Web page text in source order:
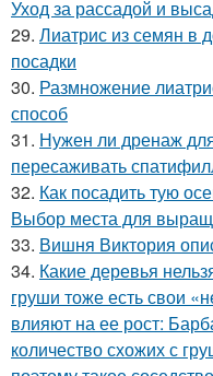
Уход за рассадой и
29. Лиатрис из семян в
посадки
30. Размножение
способ
31. Нужен ли дренаж
пересаживать
32. Как посадить тую
Выбор места для
33. Вишня Виктория
34. Какие деревья
груши тоже есть свои
влияют на ее рост:
количество схожих с